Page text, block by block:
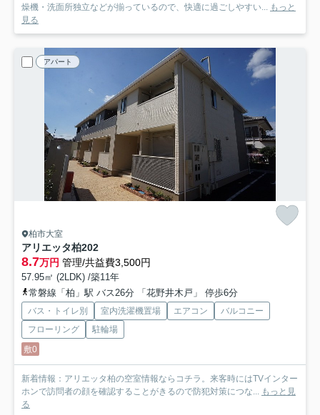
燥機・洗面所独立などが揃っているので、快適に過ごしやすい... もっと
見る
アパート
柏市大室
アリエッタ柏202
8.7万円 管理/共益費3,500円
57.95㎡ (2LDK) /築11年
常磐線「柏」駅 バス26分 「花野井木戸」 停歩6分
バス・トイレ別 室内洗濯機置場 エアコン
バルコニー
フローリング
駐輪場
敷0
新着情報：アリエッタ柏の空室情報ならコチラ。来客時にはTVインター
ホンで訪問者の顔を確認することがきるので防犯対策につな... もっと見
る